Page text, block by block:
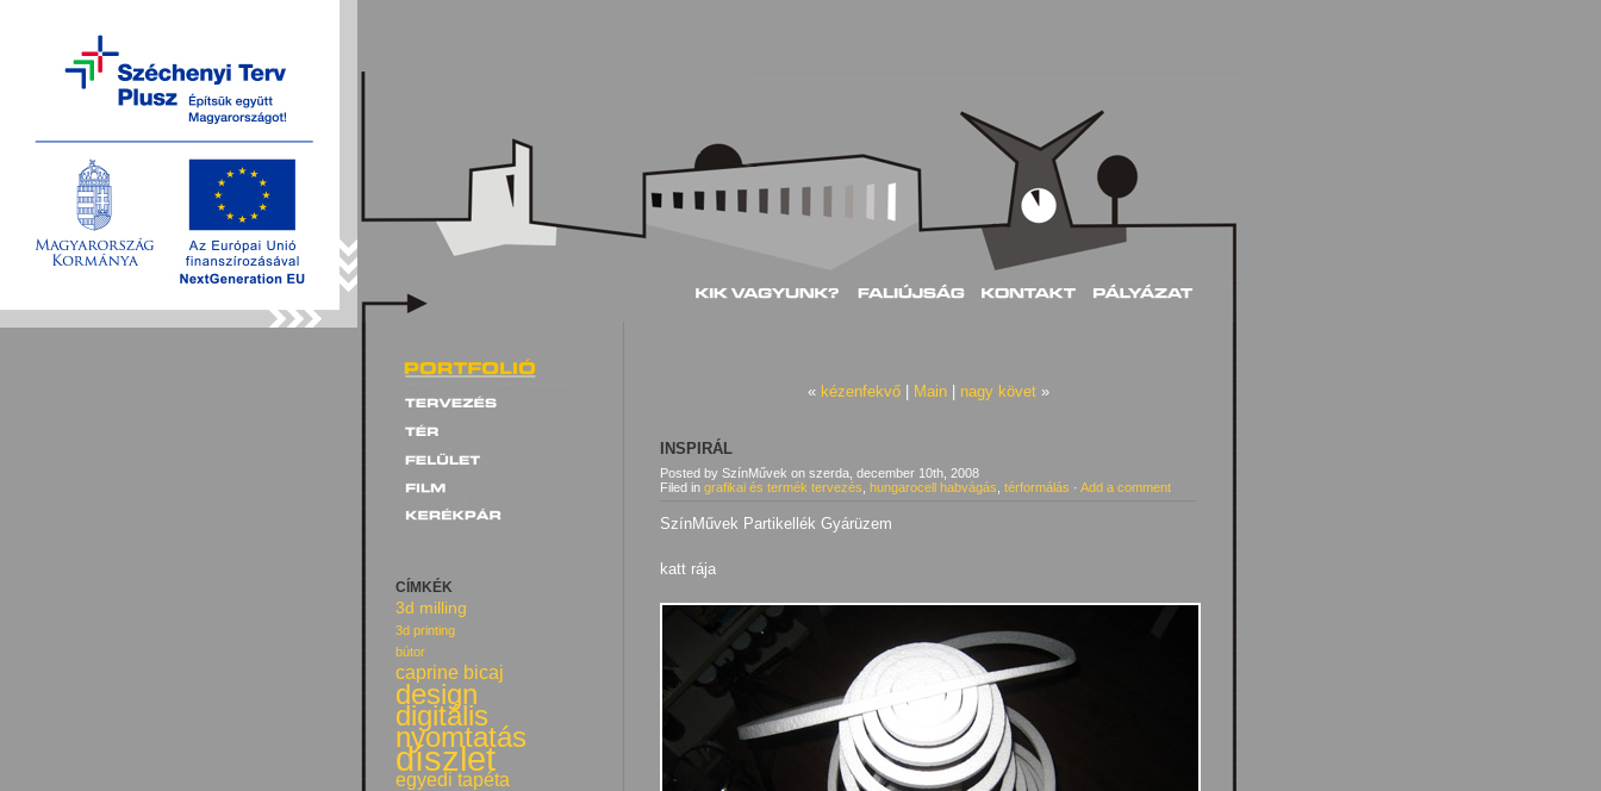
« kézenfekvő| Main| nagy követ»
INSPIRÁL
Posted by SzínMűvek on szerda, december 10th, 2008
Filed in grafikai és termék tervezés hungarocell habvágás térformálás · Add a comment
SzínMűvek Partikellék Gyárüzem
katt rája
CÍMKÉK
3d milling
3d printing
bútor
caprine bicaj
design
digitális
nyomtatás
díszlet
egyedi tapéta